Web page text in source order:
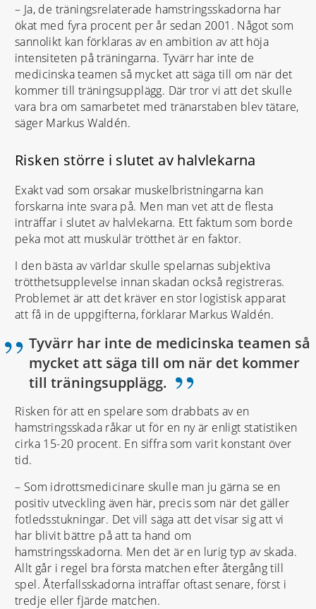
England
Alex Oxlade Chamberlain, Arsenal – knä
Danny Wellbeck, Arsenal – knä
Tyskland
Marco Reus, Borussia Dortmund – ljumske
Irland
Sverige
Albin Ekdahl, Hamburg – rygg
– Ja, de träningsrelaterade hamstringsskadorna har
ökat med fyra procent per år sedan 2001. Något som
sannolikt kan förklaras av en ambition av att höja
intensiteten på träningarna. Tyvärr har inte de
medicinska teamen så mycket att säga till om när det
kommer till träningsupplägg. Där tror vi att det skulle
vara bra om samarbetet med tränarstaben blev tätare,
säger Markus Waldén.
Risken större i slutet av halvlekarna
Exakt vad som orsakar muskelbristningarna kan
forskarna inte svara på. Men man vet att de flesta
inträffar i slutet av halvlekarna. Ett faktum som borde
peka mot att muskulär trötthet är en faktor.
I den bästa av världar skulle spelarnas subjektiva
trötthetsupplevelse innan skadan också registreras.
Problemet är att det kräver en stor logistisk apparat
att få in de uppgifterna, förklarar Markus Waldén.
Tyvärr har inte de medicinska teamen så
mycket att säga till om när det kommer
till träningsupplägg. ”
Risken för att en spelare som drabbats av en
hamstringsskada råkar ut för en ny är enligt statistiken
cirka 15-20 procent. En siffra som varit konstant över
tid.
– Som idrottsmedicinare skulle man ju gärna se en
positiv utveckling även här, precis som när det gäller
fotledsstukningar. Det vill säga att det visar sig att vi
har blivit bättre på att ta hand om
hamstringsskadorna. Men det är en lurig typ av skada.
Allt går i regel bra första matchen efter återgång till
spel. Återfallsskadorna inträffar oftast senare, först i
tredje eller fjärde matchen.